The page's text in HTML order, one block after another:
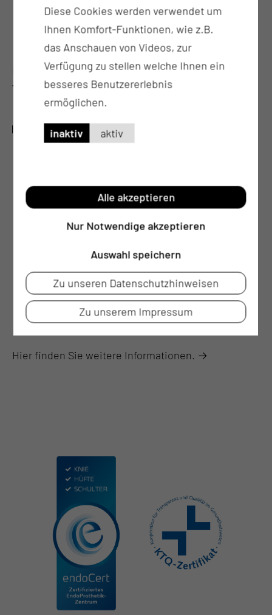
der Nasennebenhöhlen
der Speicheldrüsen
des äußeren Halses
Hier finden Sie dieKooperationspartner des
Tumorzentrum Lausitz.
QUALITÄTSNACHWEISE
Hier finden Sie weitere Informationen. →
Diese Cookies werden verwendet um
Ihnen Komfort-Funktionen, wie z.B.
das Anschauen von Videos, zur
Verfügung zu stellen welche Ihnen ein
besseres Benutzererlebnis
ermöglichen.
inaktiv aktiv
Alle akzeptieren
Nur Notwendige akzeptieren
Auswahl speichern
Zu unseren Datenschutzhinweisen
Zu unserem Impressum